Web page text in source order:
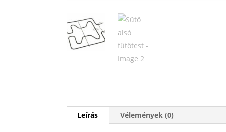
Leírás Vélemények (0)